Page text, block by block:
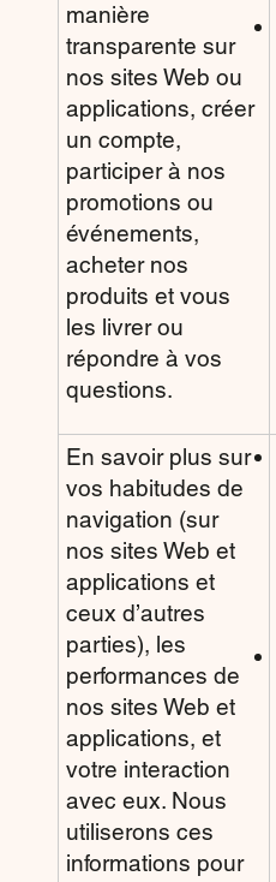
manière
transparente sur
nos sites Web ou
applications, créer
un compte,
participer à nos
promotions ou
événements,
acheter nos
produits et vous
les livrer ou
répondre à vos
questions.
En savoir plus sur
vos habitudes de
navigation (sur
nos sites Web et
applications et
ceux d’autres
parties), les
performances de
nos sites Web et
applications, et
votre interaction
avec eux. Nous
utiliserons ces
informations pour